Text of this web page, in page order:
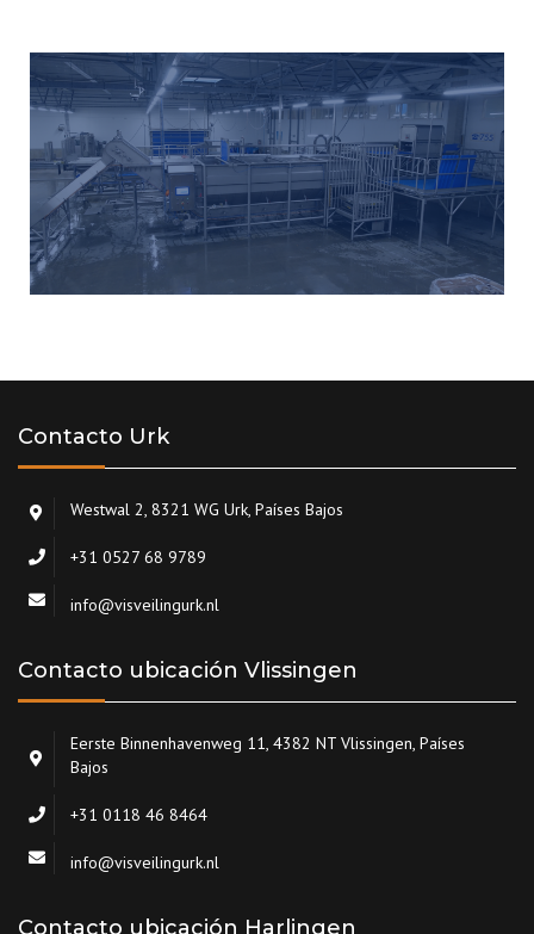
Contacto Urk
Westwal 2, 8321 WG Urk, Países Bajos
+31 0527 68 9789
info@visveilingurk.nl
Contacto ubicación Vlissingen
Eerste Binnenhavenweg 11, 4382 NT Vlissingen, Países
Bajos
+31 0118 46 8464
info@visveilingurk.nl
Contacto ubicación Harlingen